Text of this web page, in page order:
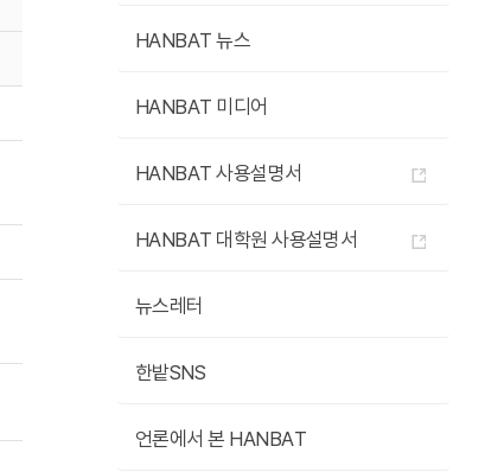
HANBAT 뉴스
HANBAT 미디어
HANBAT 사용설명서
HANBAT 대학원 사용설명서
뉴스레터
한밭SNS
언론에서 본 HANBAT